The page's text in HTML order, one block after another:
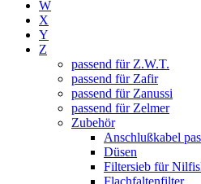
W
X
Y
Z
passend für Z.W.T.
passend für Zafir
passend für Zanussi
passend für Zelmer
Zubehör
Anschlußkabel
Düsen
Filtersieb für